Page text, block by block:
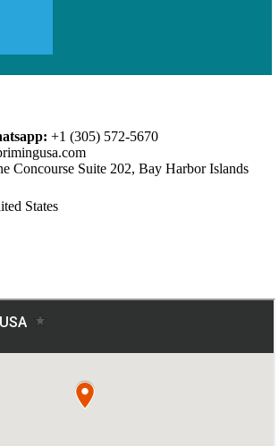
+1 (305) 572-5670
Concourse Suite 202, Bay Harbor Islands
States